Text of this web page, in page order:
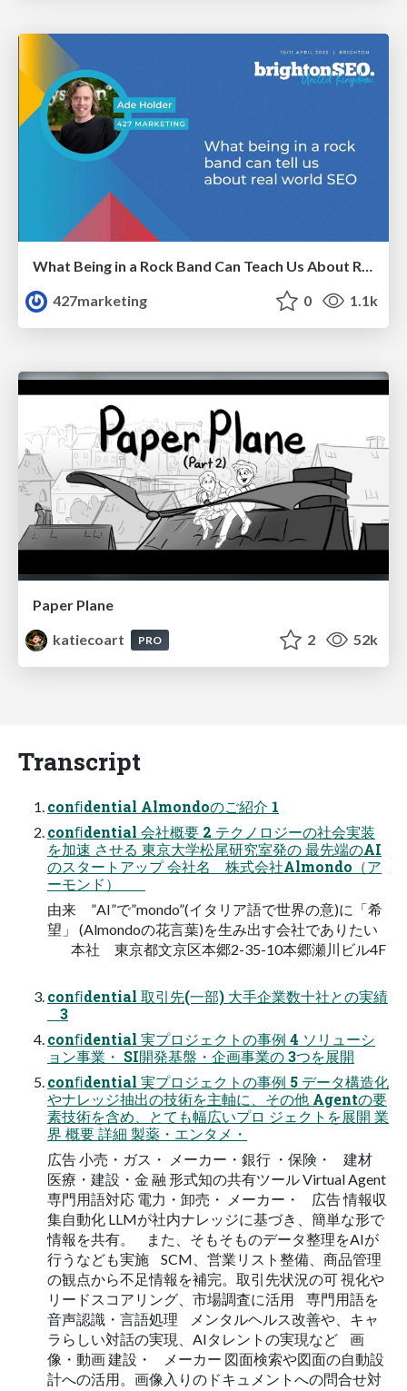
What Being in a Rock Band Can Teach Us About Real World SEO
427marketing
0 1.1k
Paper Plane
katiecoart
PRO 2 52k
Transcript
conﬁdential Almondoのご紹介 1
conﬁdential 会社概要 2 テクノロジーの社会実装
を加速 させる 東京大学松尾研究室発の 最先端のAI
のスタートアップ 会社名 株式会社Almondo（ア
ーモンド）
由来 ”AI”で”mondo”(イタリア語で世界の意)に「希
望」 (Almondoの花言葉)を生み出す会社でありたい
本社 東京都文京区本郷2-35-10本郷瀬川ビル4F
conﬁdential 取引先(一部) 大手企業数十社との実績
3
conﬁdential 実プロジェクトの事例 4 ソリューシ
ョン事業・ SI開発基盤・企画事業の 3つを展開
conﬁdential 実プロジェクトの事例 5 データ構造化
やナレッジ抽出の技術を主軸に、その他 Agentの要
素技術を含め、とても幅広いプロ ジェクトを展開 業
界 概要 詳細 製薬・エンタメ・
広告 小売・ガス・ メーカー・銀行 ・保険・ 建材
医療・建設・金 融 形式知の共有ツール Virtual Agent
専門用語対応 電力・卸売・ メーカー・ 広告 情報収
集自動化 LLMが社内ナレッジに基づき、簡単な形で
情報を共有。 また、そもそものデータ整理をAIが
行うなども実施 SCM、営業リスト整備、商品管理
の観点から不足情報を補完。取引先状況の可 視化や
リードスコアリング、市場調査に活用 専門用語を
音声認識・言語処理 メンタルヘルス改善や、キャ
ラらしい対話の実現、AIタレントの実現など 画
像・動画 建設・ メーカー 図面検索や図面の自動設
計への活用。画像入りのドキュメントへの問合せ対